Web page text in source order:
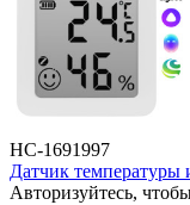
НС-1691997
Датчик
Авторизуйтесь,